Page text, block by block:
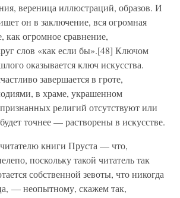
вереница иллюстраций, образов. И
он в заключение, вся огромная
как огромное сравнение,
слов «как если бы».[48] Ключом
оказывается ключ искусства.
завершается в гроте,
в храме, украшенном
религий отсутствуют или
точнее — растворены в искусстве.
книги Пруста — что,
поскольку такой читатель так
собственной зевоты, что никогда
— неопытному, скажем так,